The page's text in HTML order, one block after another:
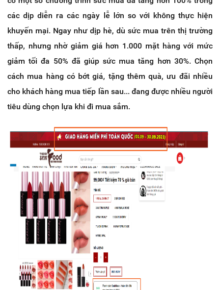
các dịp diễn ra các ngày lễ lớn so với không thực hiện
khuyến mại. Ngay như dịp hè, dù sức mua trên thị trường
thấp, nhưng nhờ giảm giá hơn 1.000 mặt hàng với mức
giảm tối đa 50% đã giúp sức mua tăng hơn 30%. Chọn
cách mua hàng có bớt giá, tặng thêm quà, ưu đãi nhiều
cho khách hàng mua tiếp lần sau... đang được nhiều người
tiêu dùng chọn lựa khi đi mua sắm.